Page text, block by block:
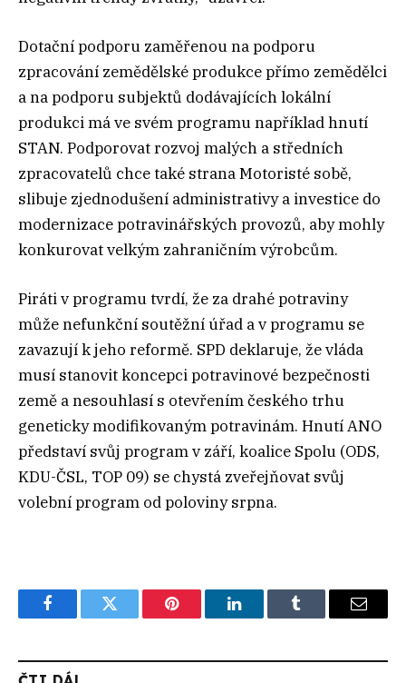
Dotační podporu zaměřenou na podporu
zpracování zemědělské produkce přímo zemědělci
a na podporu subjektů dodávajících lokální
produkci má ve svém programu například hnutí
STAN. Podporovat rozvoj malých a středních
zpracovatelů chce také strana Motoristé sobě,
slibuje zjednodušení administrativy a investice do
modernizace potravinářských provozů, aby mohly
konkurovat velkým zahraničním výrobcům.
Piráti v programu tvrdí, že za drahé potraviny
může nefunkční soutěžní úřad a v programu se
zavazují k jeho reformě. SPD deklaruje, že vláda
musí stanovit koncepci potravinové bezpečnosti
země a nesouhlasí s otevřením českého trhu
geneticky modifikovaným potravinám. Hnutí ANO
představí svůj program v září, koalice Spolu (ODS,
KDU-ČSL, TOP 09) se chystá zveřejňovat svůj
volební program od poloviny srpna.
FacebookTwitter Pinterest LinkedInTumblr Email